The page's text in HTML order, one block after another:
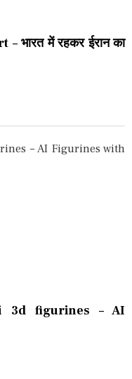
में रहकर ईरान का
3d figurines – AI